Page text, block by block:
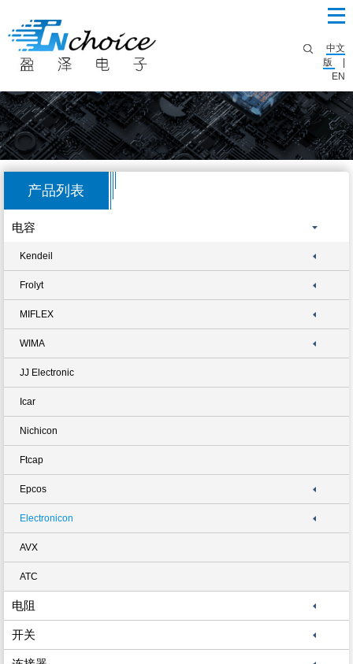
中文
版
EN
产品列表
电容
Kendeil
Frolyt
MIFLEX
WIMA
JJ Electronic
Icar
Nichicon
Ftcap
Epcos
Electronicon
AVX
ATC
电阻
开关